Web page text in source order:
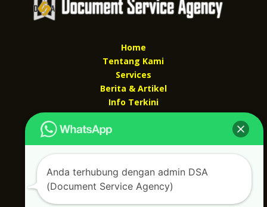
Home
Tentang Kami
Services
Berita & Artikel
Info Terkini
Kontak Kami
Kontak kami
Alamat kantor :
Jl Swadaya Pam No 6 Rt 006 Rw 007 Jatinegara,
Cakung, Jakarta Timur 13930
(Dekat Mesjid Al Marzukiyah Swadaya Pam)
Anda terhubung dengan admin DSA
(Document Service Agency)